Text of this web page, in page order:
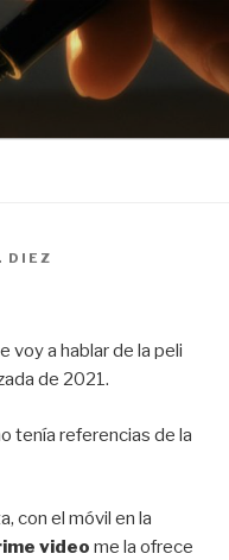
DIEZ
voy a hablar de la peli
de 2021.
tenía referencias de la
con el móvil en la
video me la ofrece